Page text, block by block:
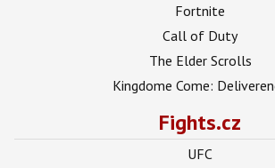
Fortnite
Call of Duty
The Elder Scrolls
Kingdome Come:
Fights.cz
UFC